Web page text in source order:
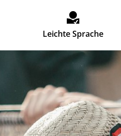
Leichte Sprache